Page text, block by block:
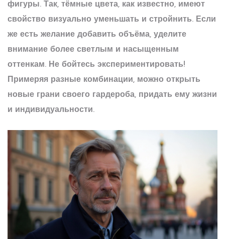
фигуры. Так, тёмные цвета, как известно, имеют
свойство визуально уменьшать и стройнить. Если
же есть желание добавить объёма, уделите
внимание более светлым и насыщенным
оттенкам. Не бойтесь экспериментировать!
Примеряя разные комбинации, можно открыть
новые грани своего гардероба, придать ему жизни
и индивидуальности.